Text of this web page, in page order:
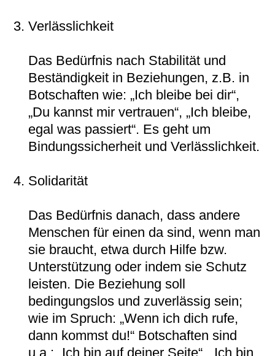
Verlässlichkeit
Das Bedürfnis nach Stabilität und
Beständigkeit in Beziehungen, z.B. in
Botschaften wie: „Ich bleibe bei dir“,
„Du kannst mir vertrauen“, „Ich bleibe,
egal was passiert“. Es geht um
Bindungssicherheit und Verlässlichkeit.
Solidarität
Das Bedürfnis danach, dass andere
Menschen für einen da sind, wenn man
sie braucht, etwa durch Hilfe bzw.
Unterstützung oder indem sie Schutz
leisten. Die Beziehung soll
bedingungslos und zuverlässig sein;
wie im Spruch: „Wenn ich dich rufe,
dann kommst du!“ Botschaften sind
u.a.: „Ich bin auf deiner Seite“, „Ich bin